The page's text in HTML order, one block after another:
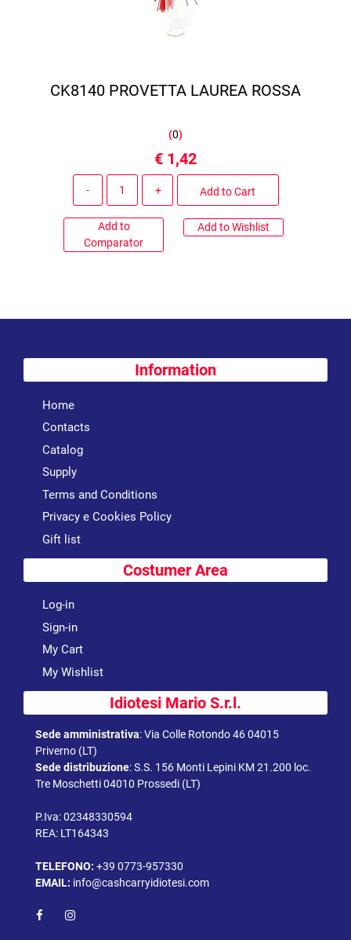
CK8140 PROVETTA LAUREA ROSSA
(0)
€ 1,42
Add to Cart
Add to
Comparator
Add to Wishlist
Information
Home
Contacts
Catalog
Supply
Terms and Conditions
Privacy e Cookies Policy
Gift list
Costumer Area
Log-in
Sign-in
My Cart
My Wishlist
Idiotesi Mario S.r.l.
Sede amministrativa:Via Colle Rotondo 46 04015
Priverno (LT)
Sede distribuzione:S.S. 156 Monti Lepini KM 21.200 loc.
Tre Moschetti 04010 Prossedi (LT)
P.Iva: 02348330594
REA: LT164343
TELEFONO: +39 0773-957330
EMAIL: info@cashcarryidiotesi.com